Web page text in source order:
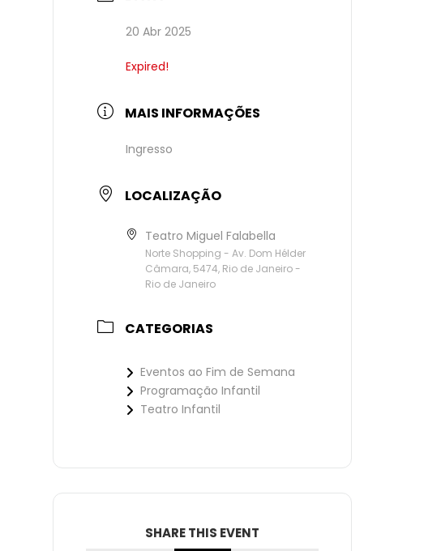
20 Abr 2025
Expired!
MAIS INFORMAÇÕES
Ingresso
LOCALIZAÇÃO
Teatro Miguel Falabella
Norte Shopping - Av. Dom Hélder
Câmara, 5474, Rio de Janeiro -
Rio de Janeiro
CATEGORIAS
Eventos ao Fim de Semana
Programação Infantil
Teatro Infantil
SHARE THIS EVENT